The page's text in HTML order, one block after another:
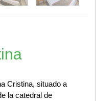
Cristina, situado a
la catedral de